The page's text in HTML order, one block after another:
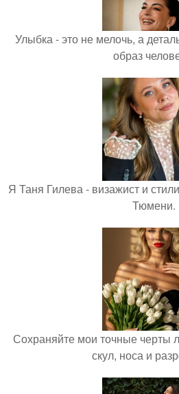
Улыбка - это не мелочь, а
образ
Я Таня Гилева - визажист и
Тюмени.
Сохраняйте мои точные черты
скул, носа и